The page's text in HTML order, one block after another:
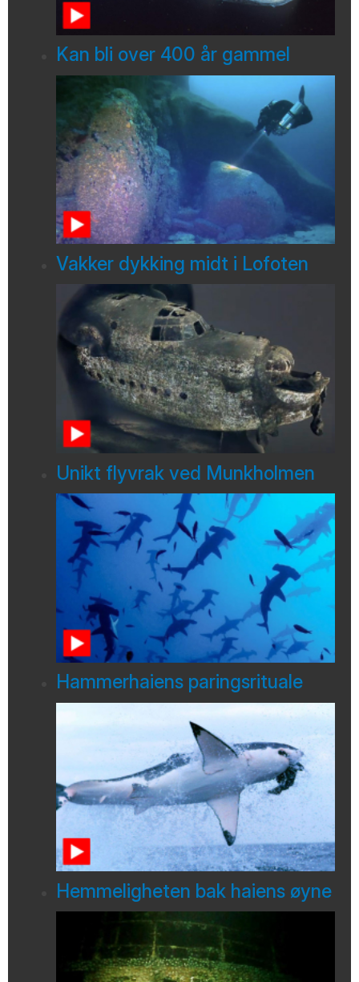
Kan bli over 400 år gammel
Vakker dykking midt i Lofoten
Unikt flyvrak ved Munkholmen
Hammerhaiens paringsrituale
Hemmeligheten bak haiens øyne